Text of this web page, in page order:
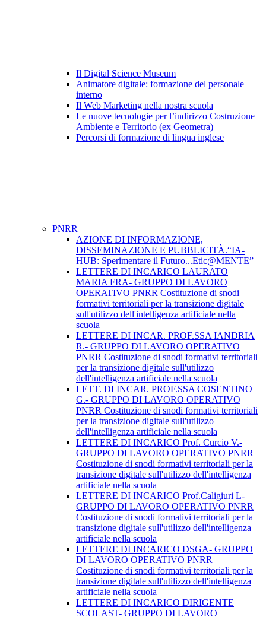
Il Digital Science Museum
Animatore digitale: formazione del personale
interno
Il Web Marketing nella nostra scuola
Le nuove tecnologie per l’indirizzo Costruzione
Ambiente e Territorio (ex Geometra)
Percorsi di formazione di lingua inglese
PNRR
AZIONE DI INFORMAZIONE,
DISSEMINAZIONE E PUBBLICITÀ.“IA-
HUB: Sperimentare il Futuro...Etic@MENTE”
LETTERE DI INCARICO LAURATO
MARIA FRA- GRUPPO DI LAVORO
OPERATIVO PNRR Costituzione di snodi
formativi territoriali per la transizione digitale
sull'utilizzo dell'intelligenza artificiale nella
scuola
LETTERE DI INCAR. PROF.SSA IANDRIA
R.- GRUPPO DI LAVORO OPERATIVO
PNRR Costituzione di snodi formativi territoriali
per la transizione digitale sull'utilizzo
dell'intelligenza artificiale nella scuola
LETT. DI INCAR. PROF.SSA COSENTINO
G.- GRUPPO DI LAVORO OPERATIVO
PNRR Costituzione di snodi formativi territoriali
per la transizione digitale sull'utilizzo
dell'intelligenza artificiale nella scuola
LETTERE DI INCARICO Prof. Curcio V.-
GRUPPO DI LAVORO OPERATIVO PNRR
Costituzione di snodi formativi territoriali per la
transizione digitale sull'utilizzo dell'intelligenza
artificiale nella scuola
LETTERE DI INCARICO Prof.Caligiuri L-
GRUPPO DI LAVORO OPERATIVO PNRR
Costituzione di snodi formativi territoriali per la
transizione digitale sull'utilizzo dell'intelligenza
artificiale nella scuola
LETTERE DI INCARICO DSGA- GRUPPO
DI LAVORO OPERATIVO PNRR
Costituzione di snodi formativi territoriali per la
transizione digitale sull'utilizzo dell'intelligenza
artificiale nella scuola
LETTERE DI INCARICO DIRIGENTE
SCOLAST- GRUPPO DI LAVORO